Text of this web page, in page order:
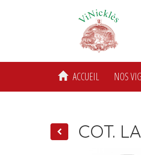
ACCUEIL NOS
COT.